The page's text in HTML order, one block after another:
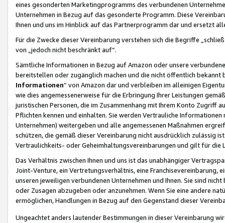
eines gesonderten Marketingprogramms des verbundenen
Unternehmen in Bezug auf das gesonderte Programm. Diese
Ihnen und uns im Hinblick auf das Partnerprogramm dar und ersetzt
Für die Zwecke dieser Vereinbarung verstehen sich die Begriffe
von „jedoch nicht beschränkt auf“.
Sämtliche Informationen in Bezug auf Amazon oder unsere
bereitstellen oder zugänglich machen und die nicht öffentlich
Informationen“ von Amazon dar und verbleiben im alleinigen
wie dies angemessenerweise für die Erbringung Ihrer Leistungen
juristischen Personen, die im Zusammenhang mit Ihrem Konto
Pflichten kennen und einhalten. Sie werden Vertrauliche
Unternehmen) weitergeben und alle angemessenen Maßnahmen
schützen, die gemäß dieser Vereinbarung nicht ausdrücklich zulässig
Vertraulichkeits- oder Geheimhaltungsvereinbarungen und gilt für die
Das Verhältnis zwischen Ihnen und uns ist das unabhängiger
Joint-Venture, ein Vertretungsverhältnis, eine Franchisevereinbarung,
unseren jeweiligen verbundenen Unternehmen und Ihnen. Sie sind
oder Zusagen abzugeben oder anzunehmen. Wenn Sie eine andere
ermöglichen, Handlungen in Bezug auf den Gegenstand dieser
Ungeachtet anders lautender Bestimmungen in dieser Vereinbarung